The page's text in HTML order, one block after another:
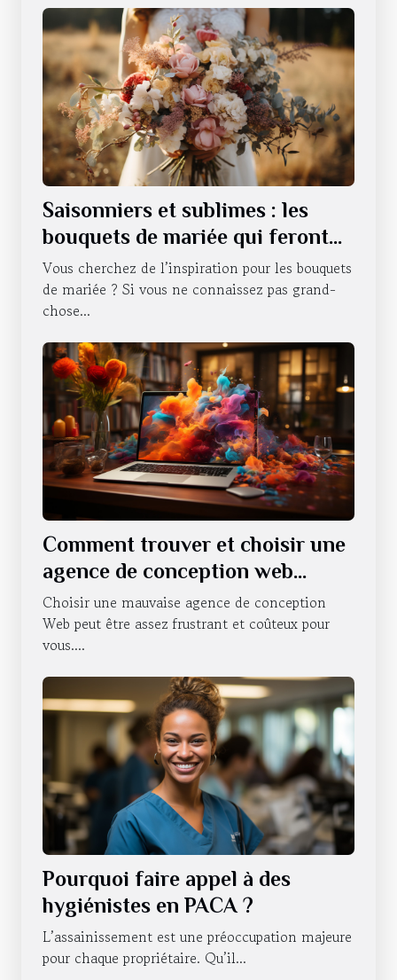
Saisonniers et sublimes : les
bouquets de mariée qui feront
battre votre cœur tout au long
de l'année
Vous cherchez de l’inspiration pour les bouquets
de mariée ? Si vous ne connaissez pas grand-
chose...
Comment trouver et choisir une
agence de conception web
professionnelle ?
Choisir une mauvaise agence de conception
Web peut être assez frustrant et coûteux pour
vous....
Pourquoi faire appel à des
hygiénistes en PACA ?
L’assainissement est une préoccupation majeure
pour chaque propriétaire. Qu’il...